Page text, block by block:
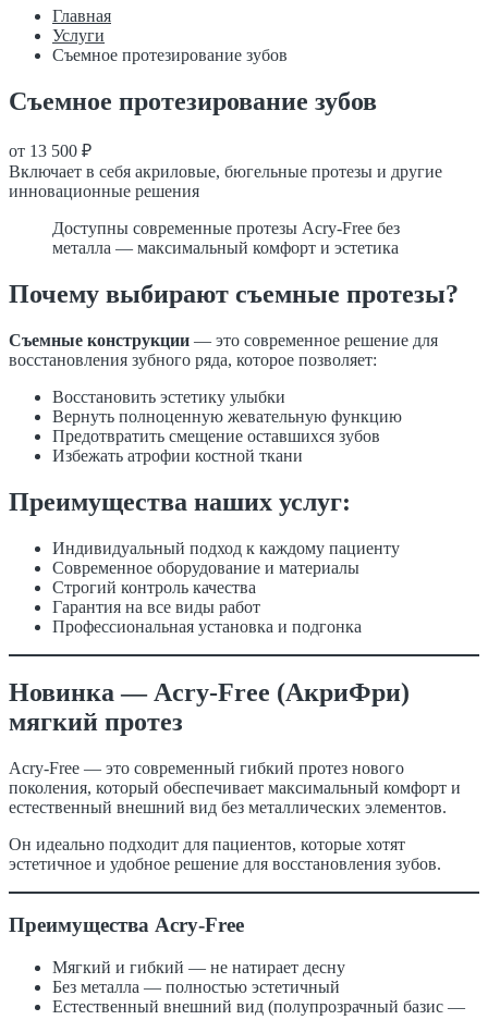
Главная
Услуги
Съемное протезирование зубов
Съемное протезирование зубов
от 13 500 ₽
Включает в себя акриловые, бюгельные протезы и другие
инновационные решения
Доступны современные протезы Acry-Free без
металла — максимальный комфорт и эстетика
Почему выбирают съемные протезы?
Съемные конструкции — это современное решение для
восстановления зубного ряда, которое позволяет:
Восстановить эстетику улыбки
Вернуть полноценную жевательную функцию
Предотвратить смещение оставшихся зубов
Избежать атрофии костной ткани
Преимущества наших услуг:
Индивидуальный подход к каждому пациенту
Современное оборудование и материалы
Строгий контроль качества
Гарантия на все виды работ
Профессиональная установка и подгонка
Новинка — Acry-Free (АкриФри)
мягкий протез
Acry-Free — это современный гибкий протез нового
поколения, который обеспечивает максимальный комфорт и
естественный внешний вид без металлических элементов.
Он идеально подходит для пациентов, которые хотят
эстетичное и удобное решение для восстановления зубов.
Преимущества Acry-Free
Мягкий и гибкий — не натирает десну
Без металла — полностью эстетичный
Естественный внешний вид (полупрозрачный базис —